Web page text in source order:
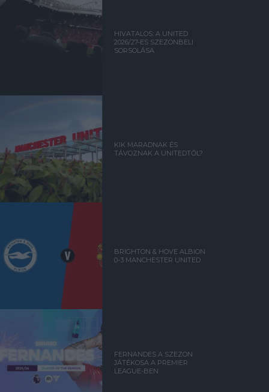
HIVATALOS: A UNITED
2026/27-ES SZEZONBELI
SORSOLÁSA
KIK MARADNAK ÉS
TÁVOZNAK A UNITEDTŐL?
BRIGHTON & HOVE ALBION
0-3 MANCHESTER UNITED
FERNANDES A SZEZON
JÁTÉKOSA A PREMIER
LEAGUE-BEN